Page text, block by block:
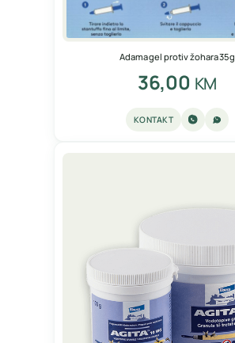
Adama gel protiv žohara 35g
36,00 KM
KONTAKT